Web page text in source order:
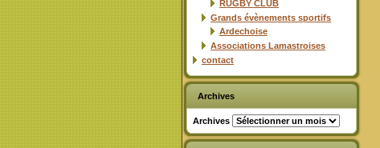
RUGBY CLUB
Grands évènements sportifs
Ardechoise
Associations Lamastroises
contact
Archives
Archives